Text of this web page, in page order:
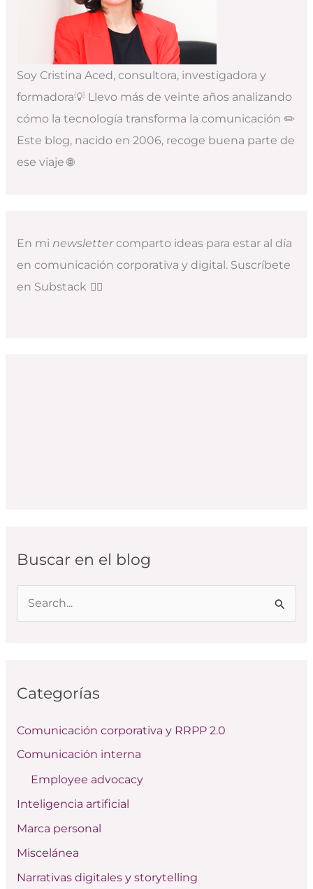
Soy Cristina Aced, consultora, investigadora y
formadora💡 Llevo más de veinte años analizando
cómo la tecnología transforma la comunicación ✏️
Este blog, nacido en 2006, recoge buena parte de
ese viaje 🌐
En mi newslettercomparto ideas para estar al día
en comunicación corporativa y digital. Suscríbete
en Substack 👇🏻
Buscar en el blog
a
p
o
:
Categorías
Comunicación corporativa y RRPP 2.0
Comunicación interna
Employee advocacy
Inteligencia artificial
Marca personal
Miscelánea
Narrativas digitales y storytelling